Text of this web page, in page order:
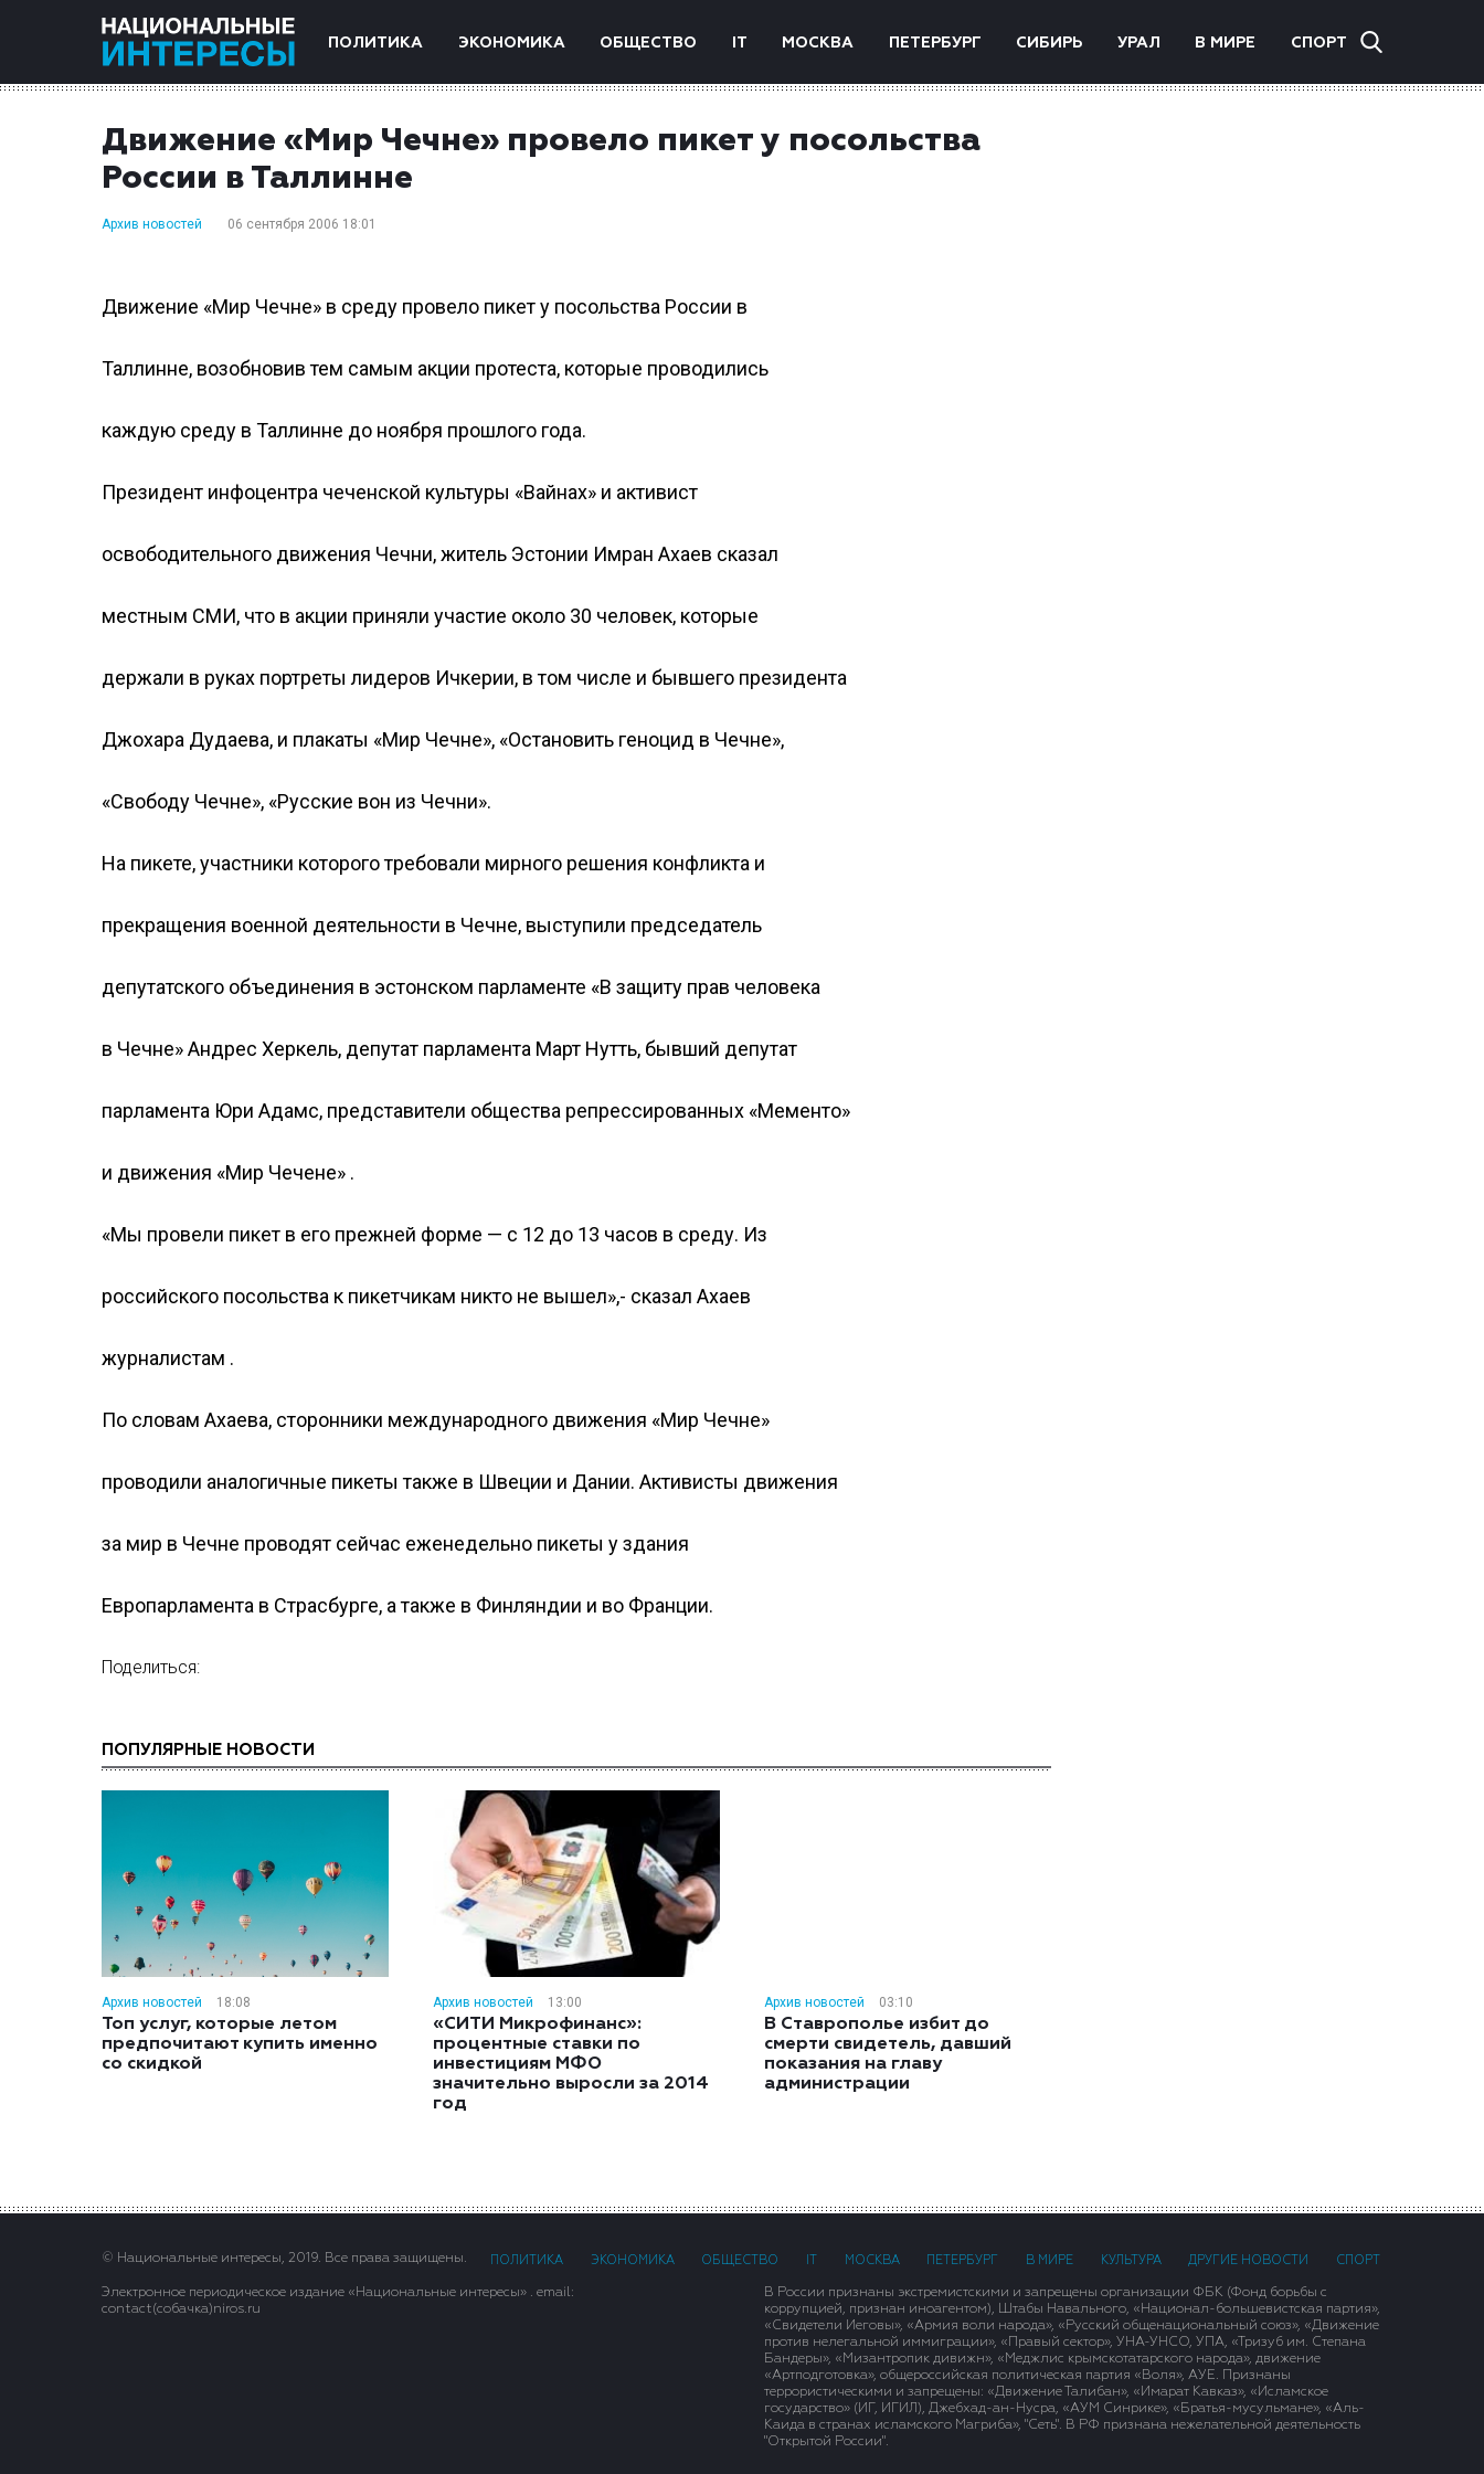
ПОЛИТИКА ЭКОНОМИКА ОБЩЕСТВО IT МОСКВА ПЕТЕРБУРГ СИБИРЬ УРАЛ В МИРЕ СПОРТ
Движение «Мир Чечне» провело пикет у посольства
России в Таллинне
Архив новостей 06 сентября 2006 18:01
Движение «Мир Чечне» в среду провело пикет у посольства России в
Таллинне, возобновив тем самым акции протеста, которые проводились
каждую среду в Таллинне до ноября прошлого года.
Президент инфоцентра чеченской культуры «Вайнах» и активист
освободительного движения Чечни, житель Эстонии Имран Ахаев сказал
местным СМИ, что в акции приняли участие около 30 человек, которые
держали в руках портреты лидеров Ичкерии, в том числе и бывшего президента
Джохара Дудаева, и плакаты «Мир Чечне», «Остановить геноцид в Чечне»,
«Свободу Чечне», «Русские вон из Чечни».
На пикете, участники которого требовали мирного решения конфликта и
прекращения военной деятельности в Чечне, выступили председатель
депутатского объединения в эстонском парламенте «В защиту прав человека
в Чечне» Андрес Херкель, депутат парламента Март Нутть, бывший депутат
парламента Юри Адамс, представители общества репрессированных «Мементо»
и движения «Мир Чечене» .
«Мы провели пикет в его прежней форме — с 12 до 13 часов в среду. Из
российского посольства к пикетчикам никто не вышел»,- сказал Ахаев
журналистам .
По словам Ахаева, сторонники международного движения «Мир Чечне»
проводили аналогичные пикеты также в Швеции и Дании. Активисты движения
за мир в Чечне проводят сейчас еженедельно пикеты у здания
Европарламента в Страсбурге, а также в Финляндии и во Франции.
Поделиться:
ПОПУЛЯРНЫЕ НОВОСТИ
Архив новостей 18:08
Топ услуг, которые летом
предпочитают купить именно
со скидкой
Архив новостей 13:00
«СИТИ Микрофинанс»:
процентные ставки по
инвестициям МФО
значительно выросли за 2014
год
Архив новостей 03:10
В Ставрополье избит до
смерти свидетель, давший
показания на главу
администрации
© Национальные интересы, 2019. Все права защищены. ПОЛИТИКА ЭКОНОМИКА ОБЩЕСТВО МОСКВА ПЕТЕРБУРГ В МИРЕ КУЛЬТУРА ДРУГИЕ НОВОСТИ СПОРТ
Электронное периодическое издание «Национальные интересы» . email:
contact(сoбaчка)niros.ru
В России признаны экстремистскими и запрещены организации ФБК (Фонд борьбы с
коррупцией, признан иноагентом), Штабы Навального, «Национал-большевистская партия»,
«Свидетели Иеговы», «Армия воли народа», «Русский общенациональный союз», «Движение
против нелегальной иммиграции», «Правый сектор», УНА-УНСО, УПА, «Тризуб им. Степана
Бандеры», «Мизантропик дивижн», «Меджлис крымскотатарского народа», движение
«Артподготовка», общероссийская политическая партия «Воля», АУЕ. Признаны
террористическими и запрещены: «Движение Талибан», «Имарат Кавказ», «Исламское
государство» (ИГ, ИГИЛ), Джебхад-ан-Нусра, «АУМ Синрике», «Братья-мусульмане», «Аль-
Каида в странах исламского Магриба», "Сеть". В РФ признана нежелательной деятельность
"Открытой России".